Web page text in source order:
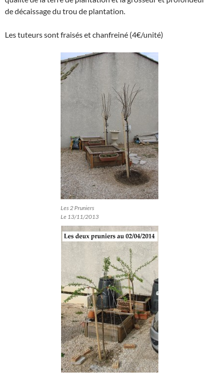
de décaissage du trou de plantation.
Les tuteurs sont fraisés et chanfreiné (4€/unité)
Les 2 Pruniers
Le 13/11/2013